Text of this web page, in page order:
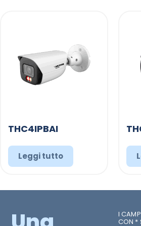
THC4IPBAI
Leggi tutto
I
CON *